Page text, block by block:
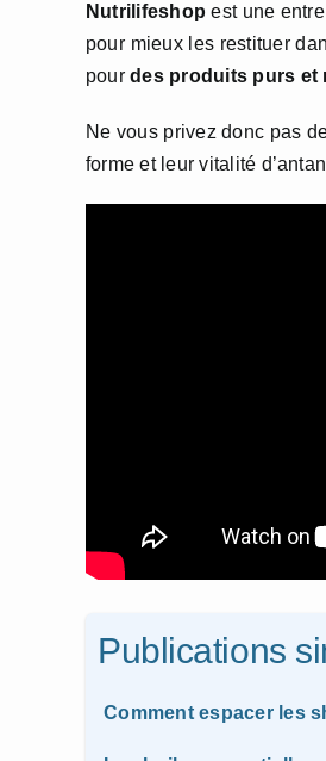
Nutrilifeshop est une
pour mieux les restituer
pourdes produits purs et
Ne vous privez donc pas
forme et leur vitalité
Publications
Comment espacer les